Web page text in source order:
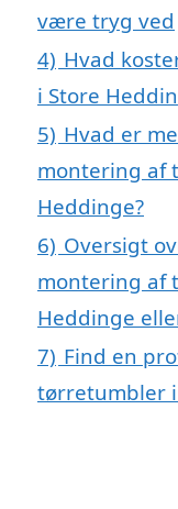
være tryg ved
4) Hvad
i Store
5) Hvad er
montering af
Heddinge?
6) Oversigt
montering af
Heddinge
7) Find en
tørretumbler